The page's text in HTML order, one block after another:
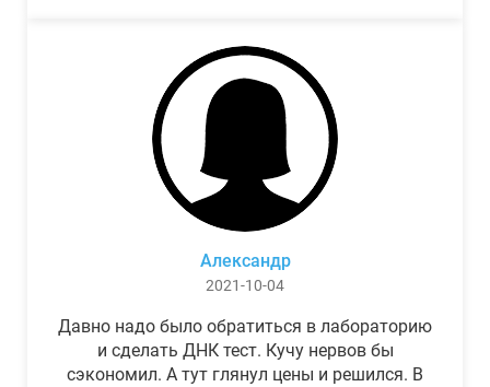
Александр
2021-10-04
Давно надо было обратиться в лабораторию
и сделать ДНК тест. Кучу нервов бы
сэкономил. А тут глянул цены и решился. В